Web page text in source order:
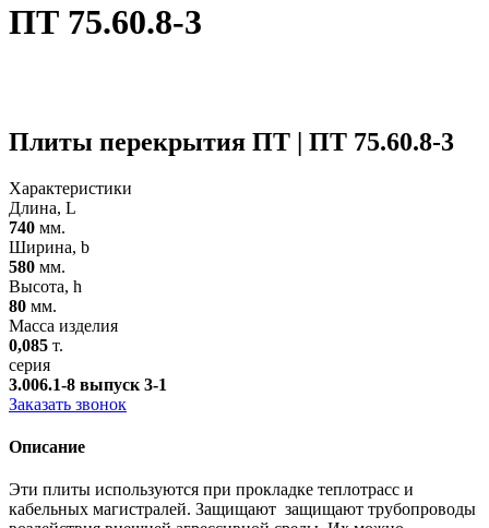
ПТ 75.60.8-3
Плиты перекрытия ПТ | ПТ 75.60.8-3
Характеристики
Длина, L
740 мм.
Ширина, b
580 мм.
Высота, h
80 мм.
Масса изделия
0,085 т.
серия
3.006.1-8 выпуск 3-1
Заказать звонок
Описание
Эти плиты используются при прокладке теплотрасс и
кабельных магистралей. Защищают защищают трубопроводы